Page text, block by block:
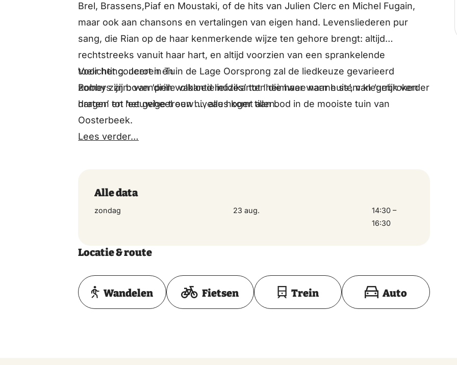
Brel, Brassens,Piaf en Moustaki, of de hits van Julien Clerc en Michel Fugain,
maar ook aan chansons en vertalingen van eigen hand. Levensliederen pur
sang, die Rian op de haar kenmerkende wijze ten gehore brengt: altijd
rechtstreeks vanuit haar hart, en altijd voorzien van een sprankelende
toelichting. Jeroen en
Robby zijn bovendien volbloed muzikanten die haar warme stem kleurrijk verder
dragen en het geheel een niveau hoger tillen.
Voor het concert in Tuin de Lage Oorsprong zal de liedkeuze gevarieerd
zomers zijn: van ‘prille vakantieliefdes’ tot ‘heimwee naar huis’, van ‘gebroken
harten’ tot ‘eeuwige trouw’…, alles komt aan bod in de mooiste tuin van
Oosterbeek.
Lees verder…
Alle data
zondag 23 aug.
14:30 –
16:30
Locatie & route
Toon op kaart
Wandelen Fietsen Trein Auto